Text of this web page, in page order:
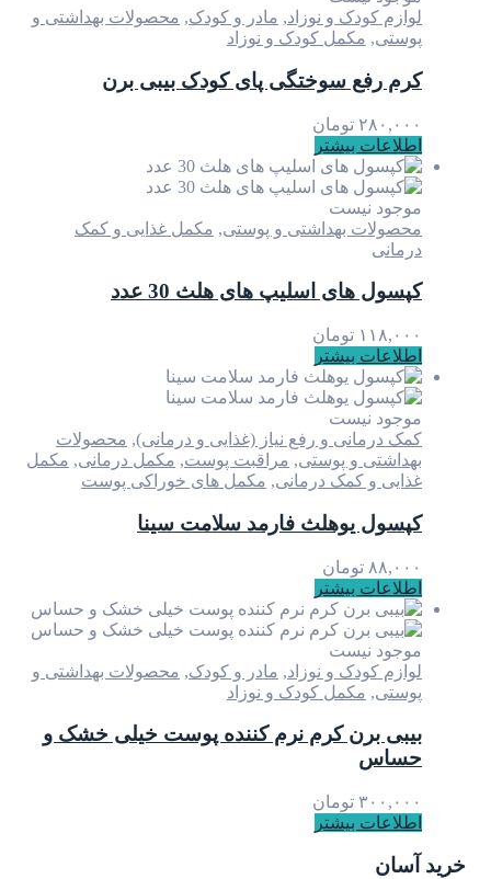
لوازم کودک و نوزاد, مادر و کودک, محصولات بهداشتی و
پوستی, مکمل کودک و نوزاد
کرم رفع سوختگی پای کودک بیبی برن
۲۸۰,۰۰۰ تومان
اطلاعات بیشتر
موجود نیست
محصولات بهداشتی و پوستی, مکمل غذایی و کمک
درمانی
کپسول های اسلیپ های هلث 30 عدد
۱۱۸,۰۰۰ تومان
اطلاعات بیشتر
موجود نیست
کمک درمانی و رفع نیاز (غذایی و درمانی), محصولات
بهداشتی و پوستی, مراقبت پوست, مکمل درمانی, مکمل
غذایی و کمک درمانی, مکمل های خوراکی پوست
کپسول یوهلث فارمد سلامت سینا
۸۸,۰۰۰ تومان
اطلاعات بیشتر
موجود نیست
لوازم کودک و نوزاد, مادر و کودک, محصولات بهداشتی و
پوستی, مکمل کودک و نوزاد
بیبی برن کرم نرم کننده پوست خیلی خشک و
حساس
۳۰۰,۰۰۰ تومان
اطلاعات بیشتر
خرید آسان